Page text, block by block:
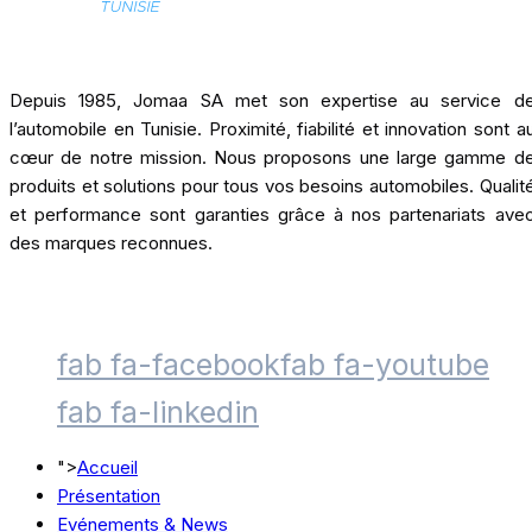
Depuis 1985, Jomaa SA met son expertise au service
l’automobile en Tunisie. Proximité, fiabilité et innovation sont
cœur de notre mission. Nous proposons une large gamme
produits et solutions pour tous vos besoins automobiles.
et performance sont garanties grâce à nos partenariats
des marques reconnues.
fab fa-facebookfab fa-youtube
fab fa-linkedin
">Accueil
Présentation
Evénements & News